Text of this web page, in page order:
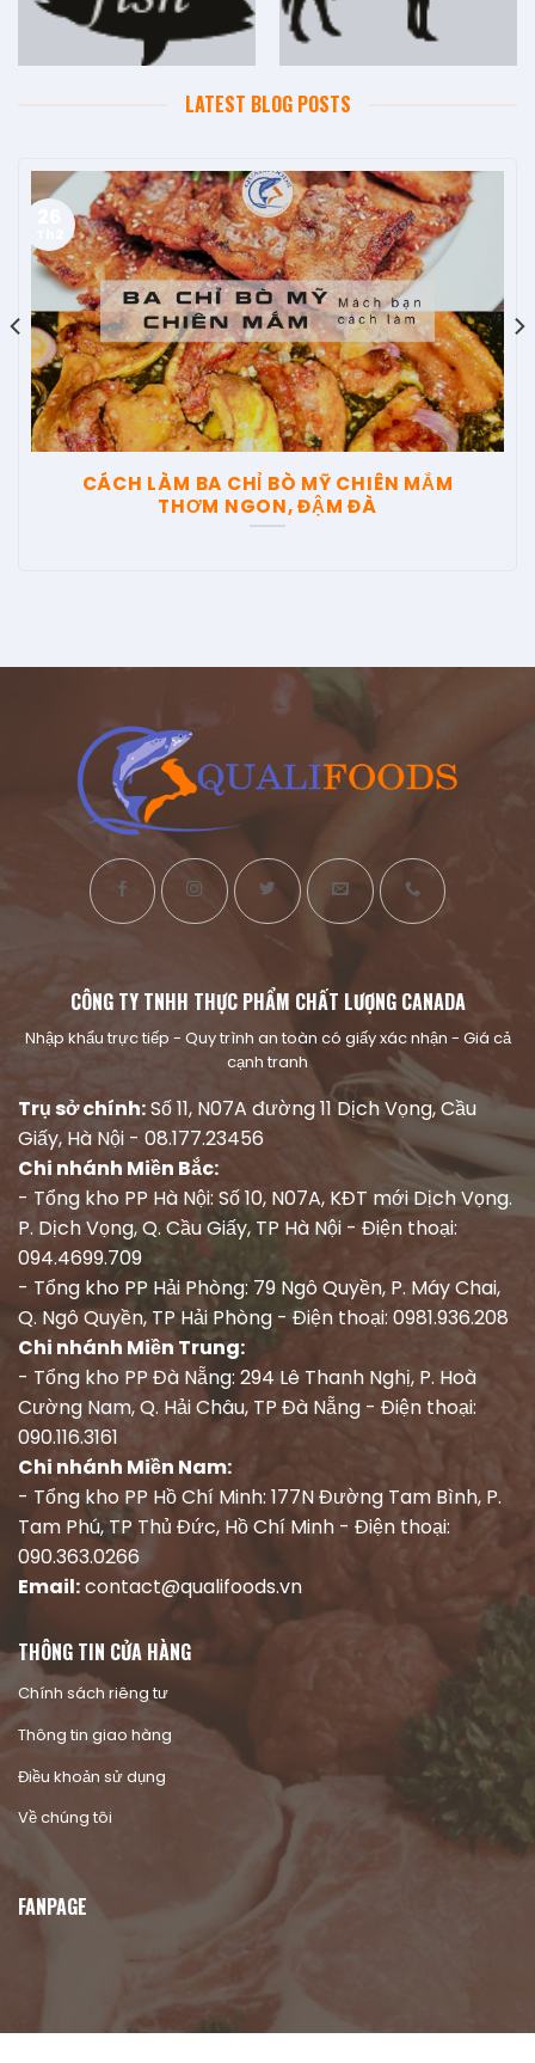
LATEST BLOG POSTS
CÁCH LÀM BA CHỈ BÒ MỸ CHIÊN MẮM
THƠM NGON, ĐẬM ĐÀ
CÔNG TY TNHH THỰC PHẨM CHẤT LƯỢNG CANADA
Nhập khẩu trực tiếp - Quy trình an toàn có giấy xác nhận - Giá cả
cạnh tranh
Trụ sở chính:Số 11, N07A đường 11 Dịch Vọng, Cầu
Giấy, Hà Nội - 08.177.23456
Chi nhánh Miền Bắc:
- Tổng kho PP Hà Nội: Số 10, N07A, KĐT mới Dịch Vọng.
P. Dịch Vọng, Q. Cầu Giấy, TP Hà Nội - Điện thoại:
094.4699.709
- Tổng kho PP Hải Phòng: 79 Ngô Quyền, P. Máy Chai,
Q. Ngô Quyền, TP Hải Phòng - Điện thoại: 0981.936.208
Chi nhánh Miền Trung:
- Tổng kho PP Đà Nẵng: 294 Lê Thanh Nghị, P. Hoà
Cường Nam, Q. Hải Châu, TP Đà Nẵng - Điện thoại:
090.116.3161
Chi nhánh Miền Nam:
- Tổng kho PP Hồ Chí Minh: 177N Đường Tam Bình, P.
Tam Phú, TP Thủ Đức, Hồ Chí Minh - Điện thoại:
090.363.0266
Email:contact@qualifoods.vn
THÔNG TIN CỬA HÀNG
Chính sách riêng tư
Thông tin giao hàng
Điều khoản sử dụng
Về chúng tôi
FANPAGE